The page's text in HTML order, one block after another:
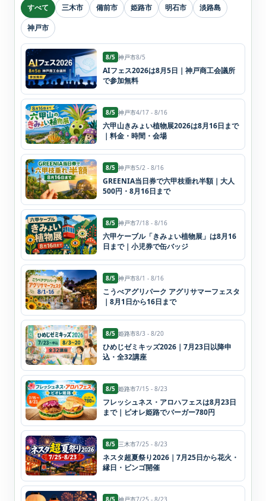
すべて 三木市 備前市 姫路市 明石市
淡路島
神戸市
8/5 神戸市8/5
AIフェス2026は8月5日｜神戸商工会議所
で参加無料
8/5 神戸市4/17 - 8/16
六甲山きみょい植物展2026は8月16日まで
｜料金・時間・会場
8/5 神戸市5/2 - 8/16
GREENIA当日券で六甲枝垂れ半額｜大人
500円・8月16日まで
8/5 神戸市7/18 - 8/16
六甲ケーブル「きみょい植物展」は8月16
日まで｜小児券で缶バッジ
8/5 神戸市8/1 - 8/16
こうべアグリパーク アグリサマーフェスタ
｜8月1日から16日まで
8/5 姫路市8/3 - 8/20
ひめじゼミキッズ2026｜7月23日以降申
込・全32講座
8/5 姫路市7/15 - 8/23
フレッシュネス・アロハフェスは8月23日
まで｜ピオレ姫路でバーガー780円
8/5 三木市7/25 - 8/23
ネスタ超夏祭り2026｜7月25日から花火・
縁日・ビンゴ開催